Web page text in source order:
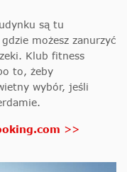
są tu
możesz zanurzyć
Klub fitness
to, żeby
wybór, jeśli
>>